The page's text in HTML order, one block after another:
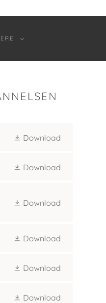
Download
Download
Download
Download
Download
Download